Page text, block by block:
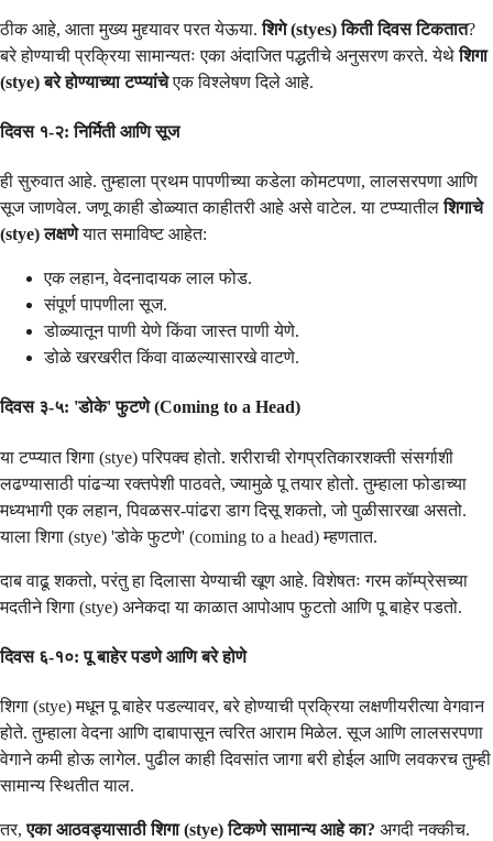
ठीक आहे, आता मुख्य मुद्द्यावर परत येऊया.शिगे (styes) किती दिवस टिकतात?
बरे होण्याची प्रक्रिया सामान्यतः एका अंदाजित पद्धतीचे अनुसरण करते. येथेशिगा
(stye) बरे होण्याच्या टप्प्यांचेएक विश्लेषण दिले आहे.
दिवस १-२: निर्मिती आणि सूज
ही सुरुवात आहे. तुम्हाला प्रथम पापणीच्या कडेला कोमटपणा, लालसरपणा आणि
सूज जाणवेल. जणू काही डोळ्यात काहीतरी आहे असे वाटेल. या टप्प्यातीलशिगाचे
(stye) लक्षणेयात समाविष्ट आहेत:
एक लहान, वेदनादायक लाल फोड.
संपूर्ण पापणीला सूज.
डोळ्यातून पाणी येणे किंवा जास्त पाणी येणे.
डोळे खरखरीत किंवा वाळल्यासारखे वाटणे.
दिवस ३-५: 'डोके' फुटणे (Coming to a Head)
या टप्प्यात शिगा (stye) परिपक्व होतो. शरीराची रोगप्रतिकारशक्ती संसर्गाशी
लढण्यासाठी पांढऱ्या रक्तपेशी पाठवते, ज्यामुळे पू तयार होतो. तुम्हाला फोडाच्या
मध्यभागी एक लहान, पिवळसर-पांढरा डाग दिसू शकतो, जो पुळीसारखा असतो.
याला शिगा (stye) 'डोके फुटणे' (coming to a head) म्हणतात.
दाब वाढू शकतो, परंतु हा दिलासा येण्याची खूण आहे. विशेषतः गरम कॉम्प्रेसच्या
मदतीने शिगा (stye) अनेकदा या काळात आपोआप फुटतो आणि पू बाहेर पडतो.
दिवस ६-१०: पू बाहेर पडणे आणि बरे होणे
शिगा (stye) मधून पू बाहेर पडल्यावर, बरे होण्याची प्रक्रिया लक्षणीयरीत्या वेगवान
होते. तुम्हाला वेदना आणि दाबापासून त्वरित आराम मिळेल. सूज आणि लालसरपणा
वेगाने कमी होऊ लागेल. पुढील काही दिवसांत जागा बरी होईल आणि लवकरच तुम्ही
सामान्य स्थितीत याल.
तर,एका आठवड्यासाठी शिगा (stye) टिकणे सामान्य आहे का? अगदी नक्कीच.